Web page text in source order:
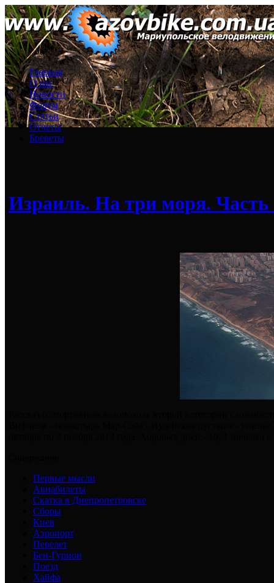
Главная
О нас
Новости
Форум
Статьи
Отчеты
Бреветы
Израиль. На три моря. Часть
Первые мысли
Авиабилеты
Скатка в Днепропетровске
Сборы
Киев
Аэропорт
Перелет
Бен-Гурион
Поезд
Хайфа